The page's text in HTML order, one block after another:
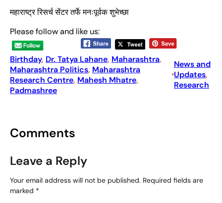
महाराष्ट्र रिसर्च सेंटर तर्फे मनःपूर्वक शुभेच्छा
Please follow and like us:
Birthday, Dr. Tatya Lahane, Maharashtra
Maharashtra Politics, Maharashtra
Research Centre, Mahesh Mhatre
Padmashree
•
News and
Updates
Research
Comments
Leave a Reply
Your email address will not be published. Required fields are
marked *